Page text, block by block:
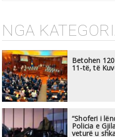
NGA
Betohen
11-të, të
“Shoferi i
Policia e
veturë u